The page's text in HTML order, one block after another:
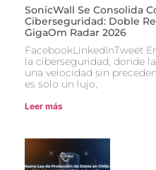
SonicWall Se Consolida
Ciberseguridad: Doble
GigaOm Radar 2026
FacebookLinkedInTweet
la ciberseguridad, donde
una velocidad sin
es solo un lujo,
Leer más